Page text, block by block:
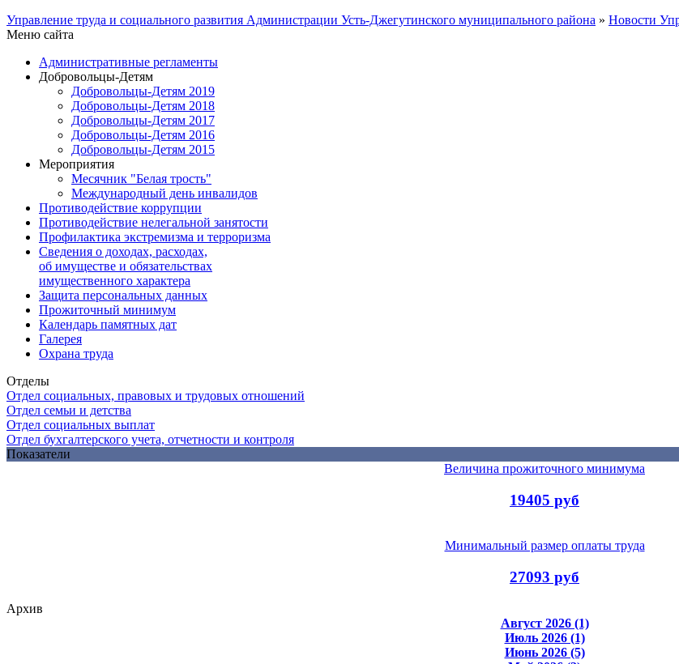
Управление труда и социального развития Администрации Усть-Джегутинского муниципального района » Новости
Меню сайта
Административные регламенты
Добровольцы-Детям
Добровольцы-Детям 2019
Добровольцы-Детям 2018
Добровольцы-Детям 2017
Добровольцы-Детям 2016
Добровольцы-Детям 2015
Мероприятия
Месячник "Белая трость"
Международный день инвалидов
Противодействие коррупции
Противодействие нелегальной занятости
Профилактика экстремизма и терроризма
Сведения о доходах, расходах,
об имуществе и обязательствах
имущественного характера
Защита персональных данных
Прожиточный минимум
Календарь памятных дат
Галерея
Охрана труда
Отделы
Отдел социальных, правовых и трудовых отношений
Отдел семьи и детства
Отдел социальных выплат
Отдел бухгалтерского учета, отчетности и контроля
Показатели
Величина прожиточного минимума
19405 руб
Минимальный размер оплаты труда
27093 руб
Архив
Август 2026 (1)
Июль 2026 (1)
Июнь 2026 (5)